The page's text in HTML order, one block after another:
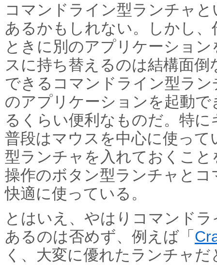
コマンドライン型ランチャ
あるかもしれない。しかし
ときに別のアプリケーショ
スに持ち替えるのは結構面
できるコマンドライン型ラ
のアプリケーションを起動
るくらい便利なものだ。特
普段はマウスを中心に使っ
型ランチャを入れておくこ
操作のボタン型ランチャと
快適に使っている。
とはいえ、やはりコマンド
あるのは否めず、例えば「
く、大変に優れたランチャ